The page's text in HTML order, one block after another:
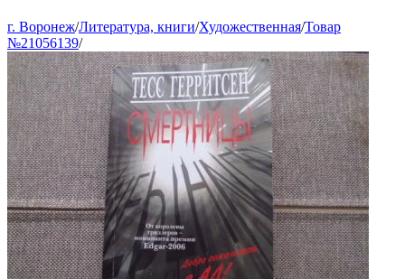
г. Воронеж/Литература, книги/Художественная/Товар
№21056139/